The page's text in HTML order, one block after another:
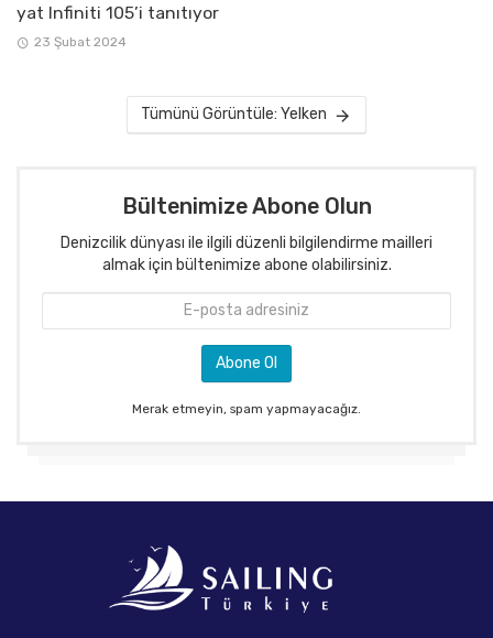
yat Infiniti 105’i tanıtıyor
23 Şubat 2024
Tümünü Görüntüle: Yelken
Bültenimize Abone Olun
Denizcilik dünyası ile ilgili düzenli bilgilendirme mailleri
almak için bültenimize abone olabilirsiniz.
Merak etmeyin, spam yapmayacağız.